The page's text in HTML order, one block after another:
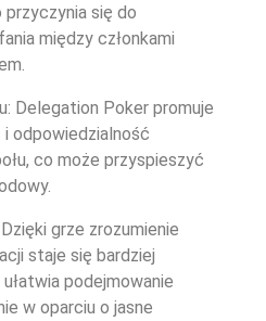
przyczynia się do
między członkami
Delegation Poker promuje
odpowiedzialność
co może przyspieszyć
grze zrozumienie
staje się bardziej
podejmowanie
w oparciu o jasne